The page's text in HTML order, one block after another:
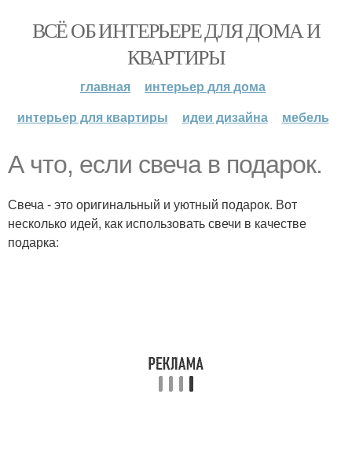
ВСЁ ОБ ИНТЕРЬЕРЕ ДЛЯ ДОМА И
КВАРТИРЫ
главная
интерьер для дома
интерьер для квартиры
идеи дизайна мебель
А что, если свеча в подарок.
Свеча - это оригинальный и уютный подарок. Вот
несколько идей, как использовать свечи в качестве
подарка: